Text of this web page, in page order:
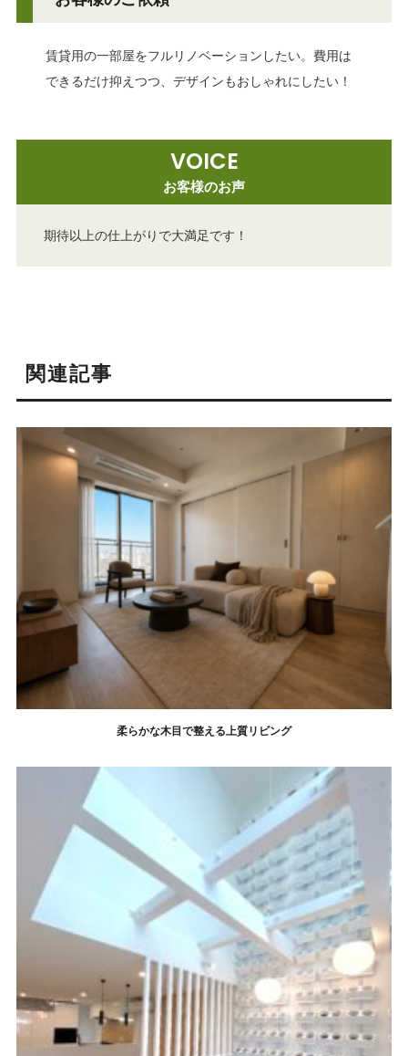
賃貸用の一部屋をフルリノベーションしたい。費用は
できるだけ抑えつつ、デザインもおしゃれにしたい！
VOICE
お客様のお声
期待以上の仕上がりで大満足です！
関連記事
柔らかな木目で整える上質リビング